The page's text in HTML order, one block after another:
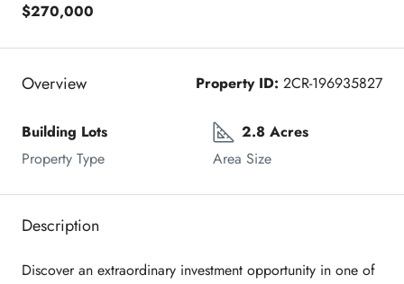
$270,000
Overview Property ID: 2CR-196935827
Building Lots
Property Type
2.8 Acres
Area Size
Description
Discover an extraordinary investment opportunity in one of